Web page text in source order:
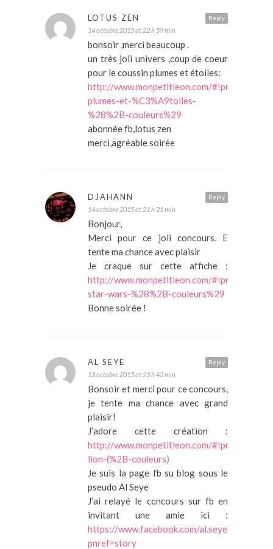
Reply
LOTUS ZEN
14 octobre 2015 at 22 h 59 min
bonsoir ,merci beaucoup .
un très joli univers ,coup de coeur
pour le coussin plumes et étoiles:
http://www.monpetitleon.com/#!product/
plumes-et-%C3%A9toiles-
%28%2B-couleurs%29
abonnée fb,lotus zen
merci,agréable soirée
Reply
DJAHANN
14 octobre 2015 at 21 h 21 min
Bonjour,
Merci pour ce joli concours. E
tente ma chance avec plaisir
Je craque sur cette affiche :
http://www.monpetitleon.com/#!product/
star-wars-%28%2B-couleurs%29
Bonne soirée !
Reply
AL SEYE
13 octobre 2015 at 23 h 43 min
Bonsoir et merci pour ce concours,
je tente ma chance avec grand
plaisir!
J’adore cette création :
http://www.monpetitleon.com/#!product/
lion-(%2B-couleurs)
Je suis la page fb su blog sous le
pseudo Al Seye
J’ai relayé le concours sur fb en
invitant une amie ici :
https://www.facebook.com/al.seye.963/
pnref=story